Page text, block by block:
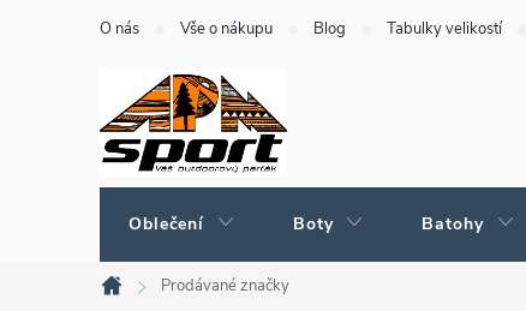
O nás Vše o nákupu Blog Tabulky velikostí
Oblečení Boty Batohy
Domů
Prodávané značky